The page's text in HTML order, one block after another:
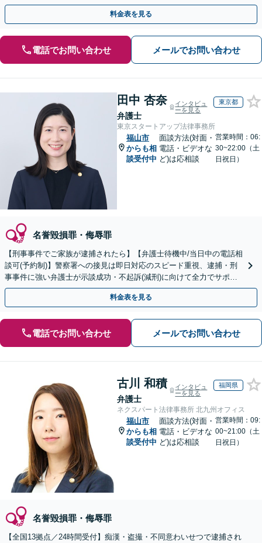
月100名以上の相談実績】【全国対応】
料金表を見る
電話でお問い合わせ メールでお問い合わせ
田中 杏奈
弁護士
インタビュ
ーを見る
東京都
東京スタートアップ法律事務所
福山市
からも相
談受付中
面談方法(対面・
電話・ビデオな
ど)は応相談
営業時間：06:
30~22:00（土
日祝日）
名誉毀損罪・侮辱罪
【刑事事件でご家族が逮捕されたら】【弁護士待機中/当日中の電話相
談可(予約制)】警察署への接見は即日対応のスピード重視、逮捕・刑
事事件に強い弁護士が示談成功・不起訴(減刑)に向けて全力でサポー
トします。【加害者側の相談専門】
料金表を見る
電話でお問い合わせ メールでお問い合わせ
古川 和積
弁護士
インタビュ
ーを見る
福岡県
ネクスパート法律事務所 北九州オフィス
福山市
からも相
談受付中
面談方法(対面・
電話・ビデオな
ど)は応相談
営業時間：09:
00~21:00（土
日祝日）
名誉毀損罪・侮辱罪
【全国13拠点／24時間受付】痴漢・盗撮・不同意わいせつで逮捕され